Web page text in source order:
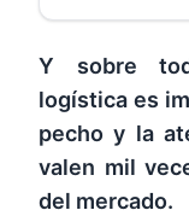
Y sobre
logística es
pecho y la
valen mil
del mercado.